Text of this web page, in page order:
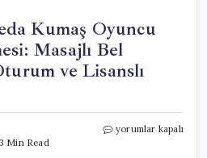
Kumaş Oyuncu
Masajlı Bel
ve Lisanslı
Min Read
Exvega
yorumlar kapalı